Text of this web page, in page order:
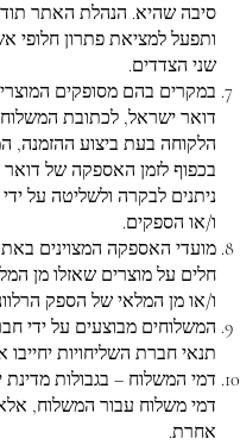
סיבה שהיא. הנהלת האתר
ותפעל למציאת פתרון חלופי
שני הצדדים.
במקרים בהם מסופקים
דואר ישראל, לכתובת
הלקוחה בעת ביצוע ההזמנה,
בכפוף לזמן האספקה של דואר
ניתנים לבקרה ולשליטה על
ו/או הספקים.
מועדי האספקה המצוינים
חלים על מוצרים שאזלו מן
ו/או מן המלאי של הספק
המשלוחים מבוצעים על ידי
תנאי חברת השליחויות
דמי המשלוח – בגבולות מדינת
דמי משלוח עבור המשלוח, אלא
אחרת.